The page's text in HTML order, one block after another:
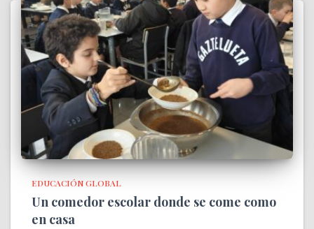
EDUCACIÓN GLOBAL
Un comedor escolar donde se come como
en casa